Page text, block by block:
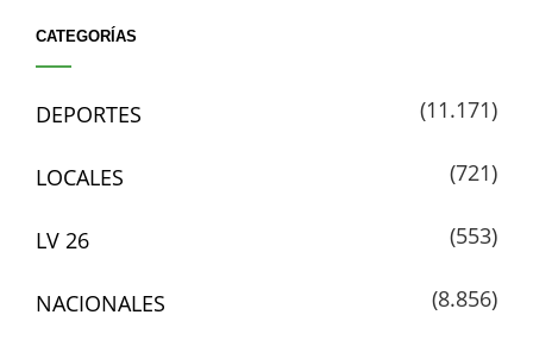
CATEGORÍAS
DEPORTES (11.171)
LOCALES (721)
LV 26 (553)
NACIONALES (8.856)